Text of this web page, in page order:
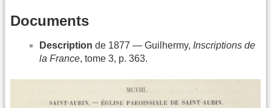
Documents
Description de 1877 — Guilhermy, Inscriptions de
la France, tome 3, p. 363.